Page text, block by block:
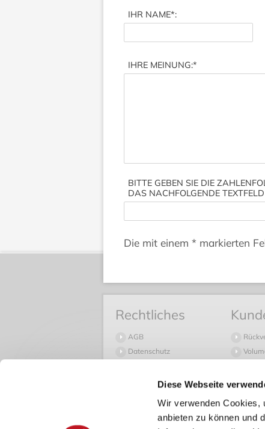
Diese Webseite
Wir verwenden Cookies,
anbieten zu können und
IHR NAME*:
IHRE MEINUNG:*
BITTE GEBEN SIE DIE
DAS NACHFOLGENDE
Die mit einem * markierten
Rechtliches
AGB
Datenschutz
Impressum